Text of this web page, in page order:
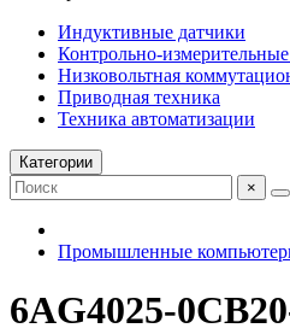
Индуктивные датчики
Контрольно-
Низковольтная
Приводная техника
Техника автоматизации
Категории
×
Промышленные
6AG4025-